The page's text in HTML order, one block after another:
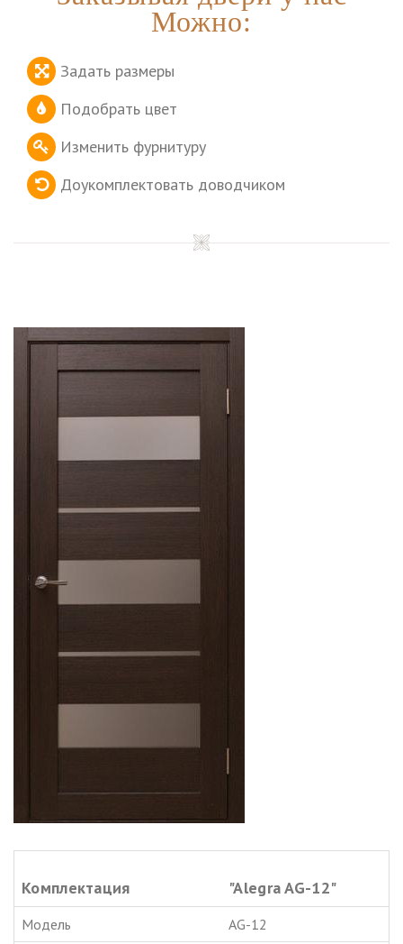
Можно:
Задать размеры
Подобрать цвет
Изменить фурнитуру
Доукомплектовать доводчиком
Комплектация "Alegra AG-12"
Модель
AG-12